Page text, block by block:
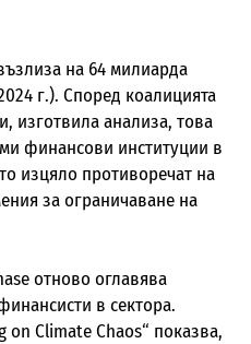
на 64 милиарда
г.). Според коалицията
изготвила анализа, това
финансови институции в
изцяло противоречат на
за ограничаване на
отново оглавява
в сектора.
Climate Chaos“ показва,